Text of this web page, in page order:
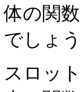
体の関
でしょう
スロッ